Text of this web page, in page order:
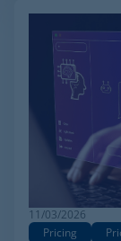
11/03/2026
Pricing